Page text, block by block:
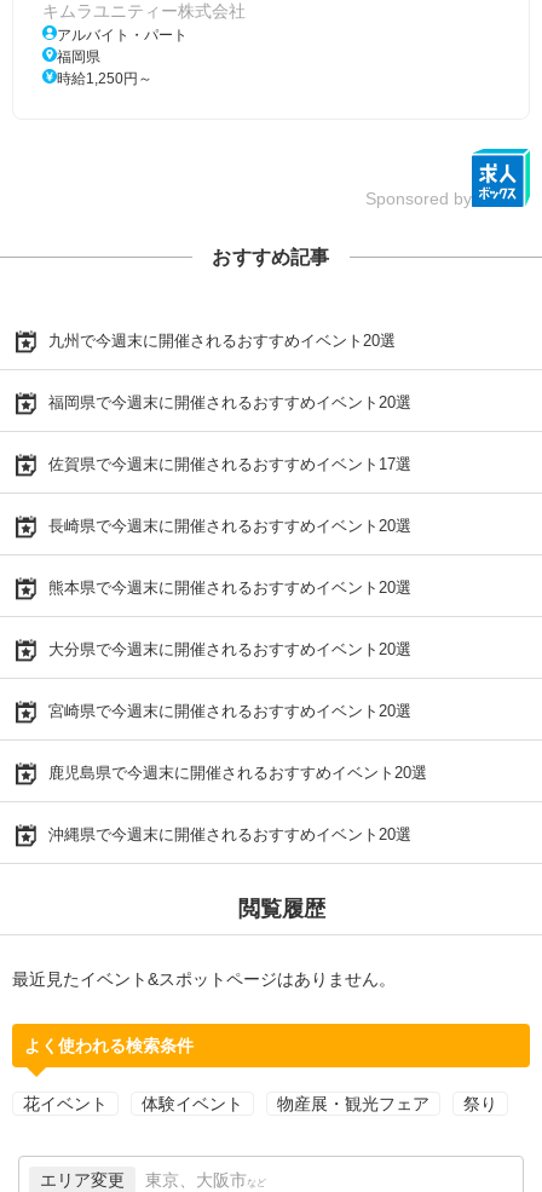
キムラユニティー株式会社
アルバイト・パート
福岡県
時給1,250円～
Sponsored by
おすすめ記事
九州で今週末に開催されるおすすめイベント20選
福岡県で今週末に開催されるおすすめイベント20選
佐賀県で今週末に開催されるおすすめイベント17選
長崎県で今週末に開催されるおすすめイベント20選
熊本県で今週末に開催されるおすすめイベント20選
大分県で今週末に開催されるおすすめイベント20選
宮崎県で今週末に開催されるおすすめイベント20選
鹿児島県で今週末に開催されるおすすめイベント20選
沖縄県で今週末に開催されるおすすめイベント20選
閲覧履歴
最近見たイベント&スポットページはありません。
よく使われる検索条件
花イベント 体験イベント 物産展・観光フェア 祭り
エリア変更 東京、大阪市 など